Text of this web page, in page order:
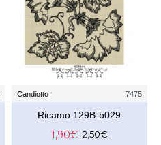
Candiotto 7475
Ricamo 129B-b029
1,90€ 2,50€